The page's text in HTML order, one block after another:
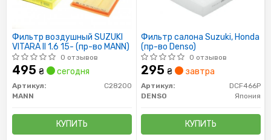
Фильтр воздушный SUZUKI
VITARA II 1.6 15- (пр-во MANN)
0 отзывов
495 ₴ сегодня
Артикул:
C28200
MANN
КУПИТЬ
Фильтр салона Suzuki, Honda
(пр-во Denso)
0 отзывов
295 ₴ завтра
Артикул:
DCF466P
DENSO
Япония
КУПИТЬ